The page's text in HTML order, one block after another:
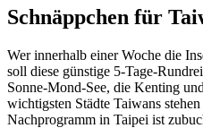
Schnäppchen für
Wer innerhalb einer Woche die
soll diese günstige 5-Tage-
Sonne-Mond-See, die Kenting
wichtigsten Städte Taiwans
Nachprogramm in Taipei ist